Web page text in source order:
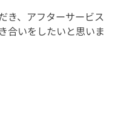
き、アフターサービス
合いをしたいと思いま